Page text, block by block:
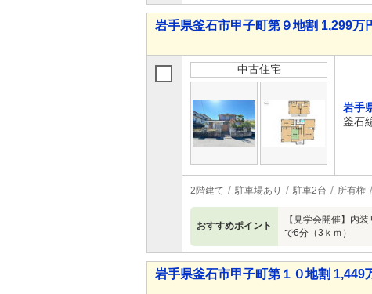
岩手県釜石市甲子町第９地割 1,299万
中古住宅
岩手
釜石
2階建て 駐車場あり 駐車2台 所有権
おすすめポイント
【見学会開催】内
で6分（3ｋｍ）
岩手県釜石市甲子町第１０地割 1,449